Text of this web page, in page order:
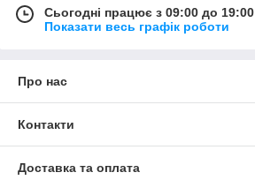
Сьогодні працює з 09:00 до 19:00
Показати весь графік роботи
Про нас
Контакти
Доставка та оплата